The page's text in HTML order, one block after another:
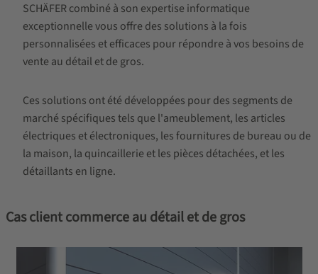
SCHÄFER combiné à son expertise informatique
exceptionnelle vous offre des solutions à la fois
personnalisées et efficaces pour répondre à vos besoins de
vente au détail et de gros.
Ces solutions ont été développées pour des segments de
marché spécifiques tels que l'ameublement, les articles
électriques et électroniques, les fournitures de bureau ou de
la maison, la quincaillerie et les pièces détachées, et les
détaillants en ligne.
Cas client commerce au détail et de gros